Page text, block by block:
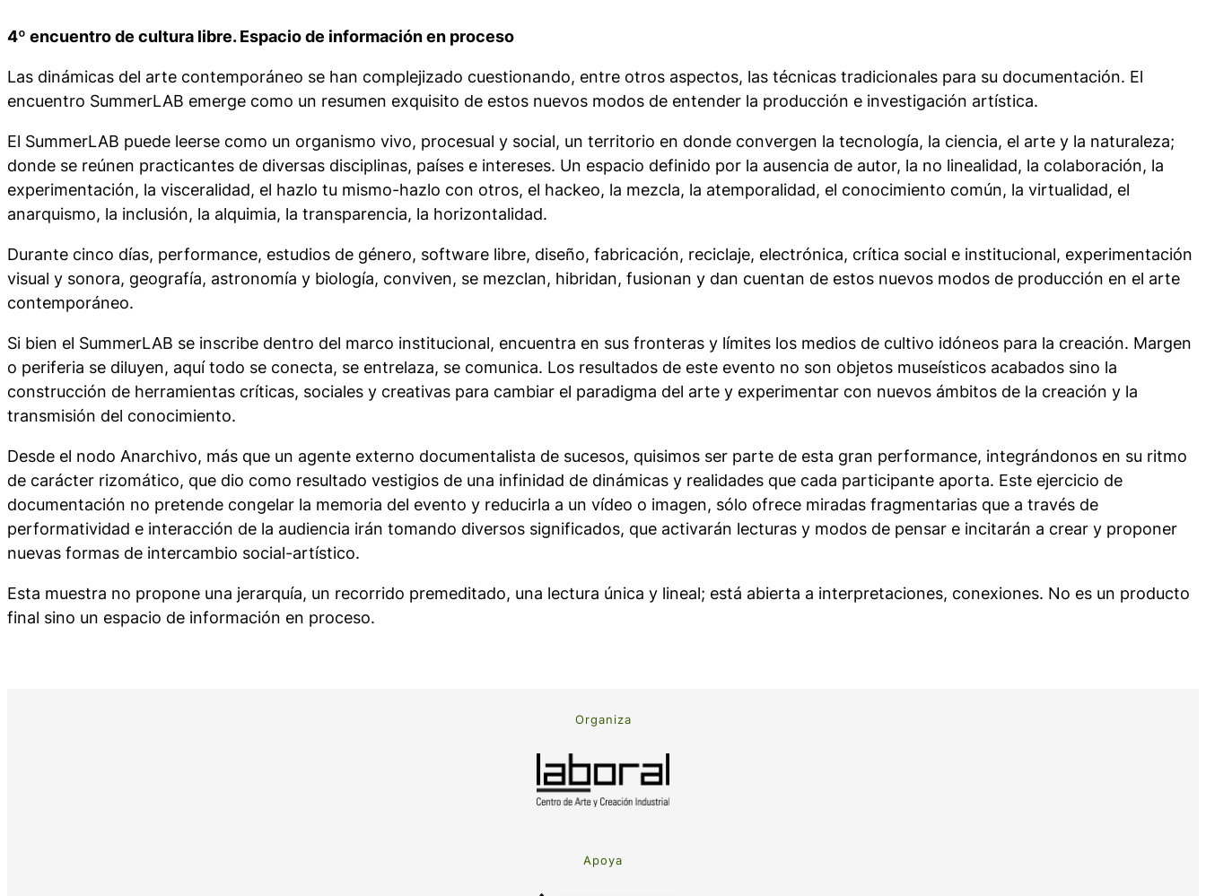
4º encuentro de cultura libre. Espacio de información en proceso
Las dinámicas del arte contemporáneo se han complejizado cuestionando, entre otros aspectos, las técnicas tradicionales para su documentación. El
encuentro SummerLAB emerge como un resumen exquisito de estos nuevos modos de entender la producción e investigación artística.
El SummerLAB puede leerse como un organismo vivo, procesual y social, un territorio en donde convergen la tecnología, la ciencia, el arte y la naturaleza;
donde se reúnen practicantes de diversas disciplinas, países e intereses. Un espacio definido por la ausencia de autor, la no linealidad, la colaboración, la
experimentación, la visceralidad, el hazlo tu mismo-hazlo con otros, el hackeo, la mezcla, la atemporalidad, el conocimiento común, la virtualidad, el
anarquismo, la inclusión, la alquimia, la transparencia, la horizontalidad.
Durante cinco días, performance, estudios de género, software libre, diseño, fabricación, reciclaje, electrónica, crítica social e institucional, experimentación
visual y sonora, geografía, astronomía y biología, conviven, se mezclan, hibridan, fusionan y dan cuentan de estos nuevos modos de producción en el arte
contemporáneo.
Si bien el SummerLAB se inscribe dentro del marco institucional, encuentra en sus fronteras y límites los medios de cultivo idóneos para la creación. Margen
o periferia se diluyen, aquí todo se conecta, se entrelaza, se comunica. Los resultados de este evento no son objetos museísticos acabados sino la
construcción de herramientas críticas, sociales y creativas para cambiar el paradigma del arte y experimentar con nuevos ámbitos de la creación y la
transmisión del conocimiento.
Desde el nodo Anarchivo, más que un agente externo documentalista de sucesos, quisimos ser parte de esta gran performance, integrándonos en su ritmo
de carácter rizomático, que dio como resultado vestigios de una infinidad de dinámicas y realidades que cada participante aporta. Este ejercicio de
documentación no pretende congelar la memoria del evento y reducirla a un vídeo o imagen, sólo ofrece miradas fragmentarias que a través de
performatividad e interacción de la audiencia irán tomando diversos significados, que activarán lecturas y modos de pensar e incitarán a crear y proponer
nuevas formas de intercambio social-artístico.
Esta muestra no propone una jerarquía, un recorrido premeditado, una lectura única y lineal; está abierta a interpretaciones, conexiones. No es un producto
final sino un espacio de información en proceso.
Organiza
Apoya